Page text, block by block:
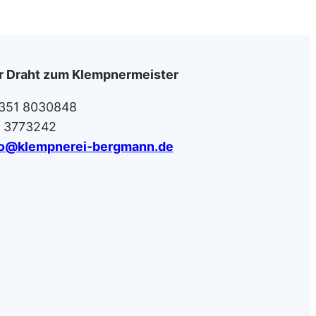
Draht zum Klempnermeister
8030848
3773242
bergmann.de